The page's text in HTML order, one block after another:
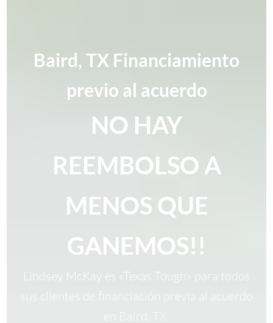
Baird, TX Financiamiento
previo al acuerdo
NO HAY
REEMBOLSO A
MENOS QUE
GANEMOS!!
Lindsey McKay es «Texas Tough» para todos
sus clientes de financiación previa al acuerdo
en Baird, TX.